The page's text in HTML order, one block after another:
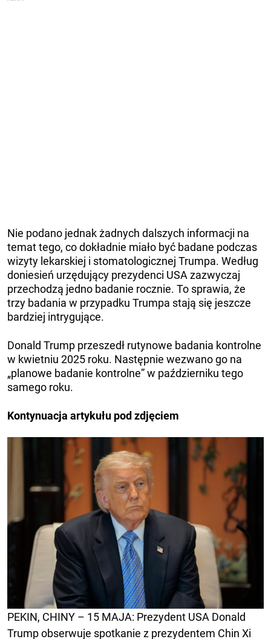
Nie podano jednak żadnych dalszych informacji na
temat tego, co dokładnie miało być badane podczas
wizyty lekarskiej i stomatologicznej Trumpa. Według
doniesień urzędujący prezydenci USA zazwyczaj
przechodzą jedno badanie rocznie. To sprawia, że ​​
trzy badania w przypadku Trumpa stają się jeszcze
bardziej intrygujące.
Donald Trump przeszedł rutynowe badania kontrolne
w kwietniu 2025 roku. Następnie wezwano go na
„planowe badanie kontrolne” w październiku tego
samego roku.
Kontynuacja artykułu pod zdjęciem
PEKIN, CHINY – 15 MAJA: Prezydent USA Donald
Trump obserwuje spotkanie z prezydentem Chin Xi